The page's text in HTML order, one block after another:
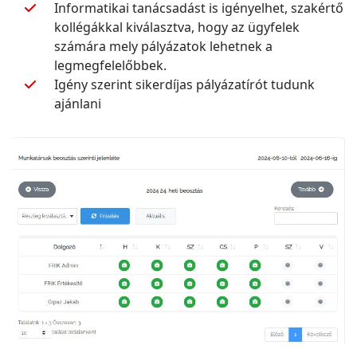
Informatikai tanácsadást is igényelhet, szakértő
kollégákkal kiválasztva, hogy az ügyfelek
számára mely pályázatok lehetnek a
legmegfelelőbbek.
Igény szerint sikerdíjas pályázatírót tudunk
ajánlani